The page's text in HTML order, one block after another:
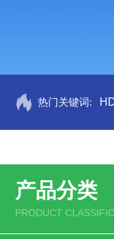
热门关键词:
产品分类
PRODUCT